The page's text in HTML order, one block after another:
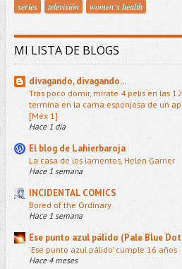
series
televisión women´s health
MI LISTA DE BLOGS
divagando, divagando...
Tras poco domir, mírate 4 pelis en las
termina en la cama esponjosa de un
[Méx 1]
Hace 1 día
El blog de Lahierbaroja
La casa de los lamentos, Helen Garner
Hace 1 semana
INCIDENTAL COMICS
Bored of the Ordinary
Hace 1 semana
Ese punto azul pálido (Pale Blue
'Ese punto azul pálido' cumple 16 años
Hace 4 meses